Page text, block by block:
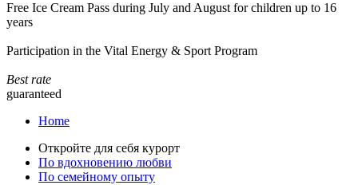
Free Ice Cream Pass during July and August for children up to 16
years
Participation in the Vital Energy & Sport Program
Best rate
guaranteed
Home
Откройте для себя курорт
По вдохновению любви
По семейному опыту